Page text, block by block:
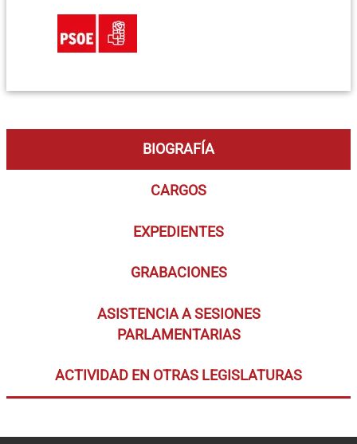
BIOGRAFÍA
CARGOS
EXPEDIENTES
GRABACIONES
ASISTENCIA A SESIONES
PARLAMENTARIAS
ACTIVIDAD EN OTRAS LEGISLATURAS